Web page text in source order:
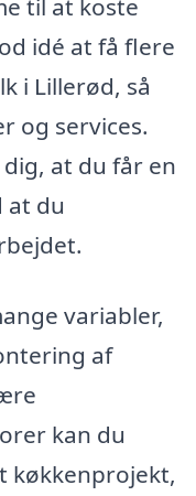
til at koste
idé at få flere
i Lillerød, så
og services.
at du får en
at du
variabler,
af
kan du
køkkenprojekt,